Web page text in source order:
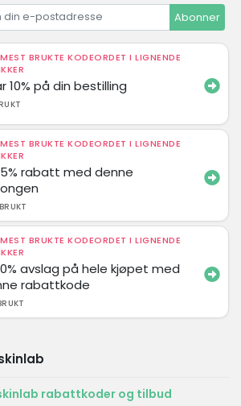
Abonner
BRUKTE KODEORDET I LIGNENDE
10% på din bestilling
BRUKTE KODEORDET I LIGNENDE
rabatt med denne
BRUKTE KODEORDET I LIGNENDE
avslag på hele kjøpet med
rabattkode
rabattkoder og tilbud